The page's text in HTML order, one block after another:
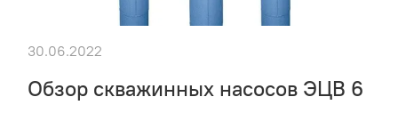
Обзор скважинных насосов ЭЦВ 6
30.06.2022